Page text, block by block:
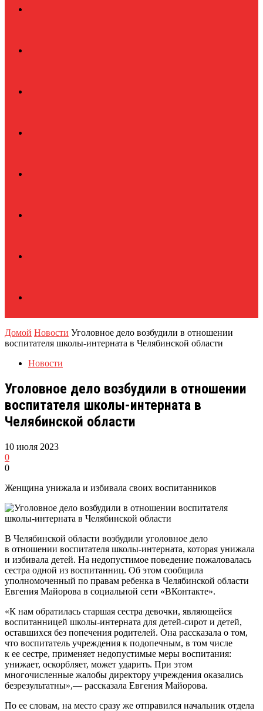
Домой Новости Уголовное дело возбудили в отношении
воспитателя школы-интерната в Челябинской области
Новости
Уголовное дело возбудили в отношении
воспитателя школы-интерната в
Челябинской области
10 июля 2023
0
0
Женщина унижала и избивала своих воспитанников
В Челябинской области возбудили уголовное дело
в отношении воспитателя школы-интерната, которая унижала
и избивала детей. На недопустимое поведение пожаловалась
сестра одной из воспитанниц. Об этом сообщила
уполномоченный по правам ребенка в Челябинской области
Евгения Майорова в социальной сети «ВКонтакте».
«К нам обратилась старшая сестра девочки, являющейся
воспитанницей школы-интерната для детей-сирот и детей,
оставшихся без попечения родителей. Она рассказала о том,
что воспитатель учреждения к подопечным, в том числе
к ее сестре, применяет недопустимые меры воспитания:
унижает, оскорбляет, может ударить. При этом
многочисленные жалобы директору учреждения оказались
безрезультатны»,— рассказала Евгения Майорова.
По ее словам, на место сразу же отправился начальник отдела